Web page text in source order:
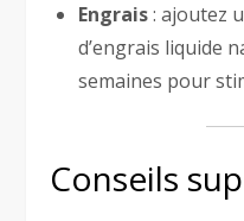
Engrais: ajoutez
d’engrais liquide
semaines pour
Conseils